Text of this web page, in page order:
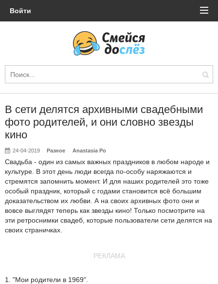
Войти
В сети делятся архивными свадебными
фото родителей, и они словно звезды
кино
24-04-2019 Разное Anastasia Po
Свадьба - один из самых важных праздников в любом народе и
культуре. В этот день люди всегда по-особу наряжаются и
стремятся запомнить момент. И для наших родителей это тоже
особый праздник, который с годами становится всё большим
доказательством их любви. А на своих архивных фото они и
вовсе выглядят теперь как звезды кино! Только посмотрите на
эти ретроснимки свадеб, которые пользователи сети делятся на
своих страничках.
РЕКЛАМА
1. "Мои родители в 1969".